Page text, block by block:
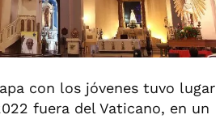
con los jóvenes tuvo lugar
fuera del Vaticano, en un